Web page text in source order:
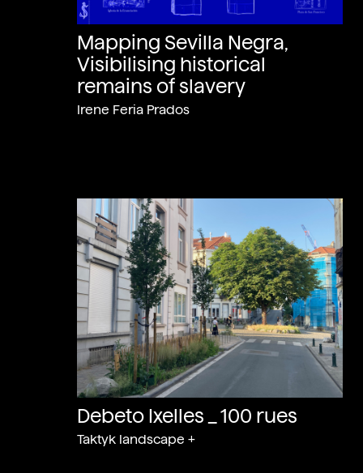
Mapping Sevilla Negra,
Visibilising historical
remains of slavery
Irene Feria Prados
Debeto Ixelles _ 100 rues
Taktyk landscape +